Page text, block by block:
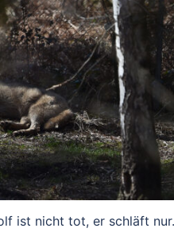
ist nicht tot, er schläft